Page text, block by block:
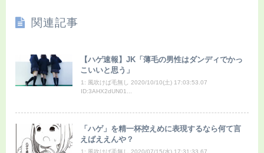
関連記事
【ハゲ速報】JK「薄毛の男性はダンディでかっ
こいいと思う」
1: 風吹けば毛無し 2020/10/10(土) 17:03:53.07
ID:3AHX2dUN01...
「ハゲ」を精一杯控えめに表現するなら何て言
えばええんや？
1: 風吹けば毛無し 2020/07/15(水) 17:31:33.67